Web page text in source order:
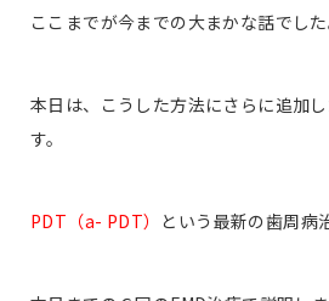
ここまでが今までの大まかな話でした
本日は、こうした方法にさらに追加
す。
PDT（a- PDT） という最新の歯周病